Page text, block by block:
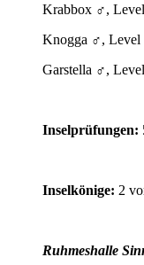
Krabbox ♂️,
Knogga ♂️, Level
Garstella ♂️,
Inselprüfungen:
Inselkönige: 2
Ruhmeshalle